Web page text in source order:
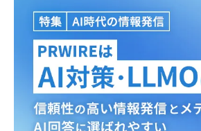
Japanese
English